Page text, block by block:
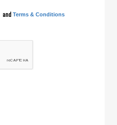
and Terms & Conditions